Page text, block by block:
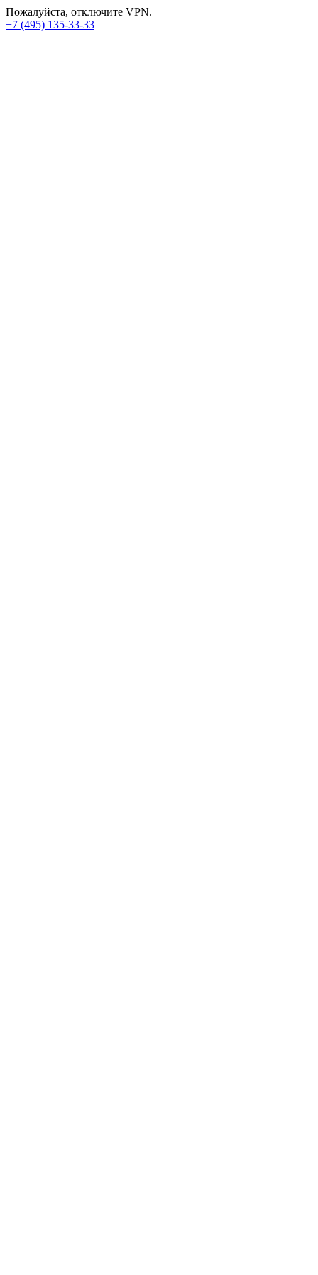
Пожалуйста, отключите VPN.
+7 (495) 135-33-33